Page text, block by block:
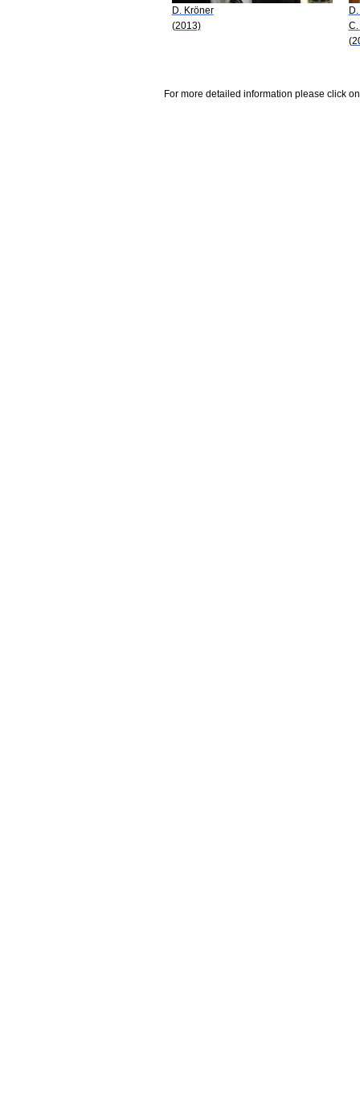
D. Kröner
(2013)
For more detailed information please click